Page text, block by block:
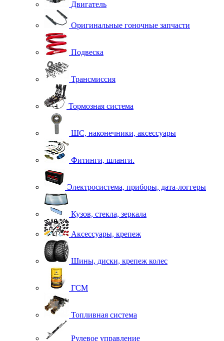
Двигатель
Оригинальные гоночные запчасти
Подвеска
Трансмиссия
Тормозная система
ШС, наконечники, аксессуары
Фитинги, шланги.
Электросистема, приборы, дата-логгеры
Кузов, стекла, зеркала
Аксессуары, крепеж
Шины, диски, крепеж колес
ГСМ
Топливная система
Рулевое управление